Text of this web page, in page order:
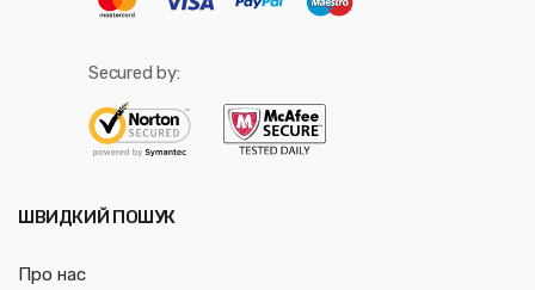
Secured by:
ШВИДКИЙ ПОШУК
Про нас